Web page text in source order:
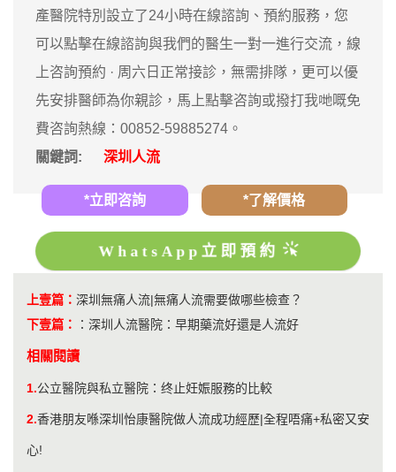
產醫院特別設立了24小時在線諮詢、預約服務，您
可以點擊在線諮詢與我們的醫生一對一進行交流，線
上咨詢預約 · ‎周六日正常接診，無需排隊，更可以優
先安排醫師為你親診，馬上點擊咨詢或撥打我哋嘅免
費咨詢熱線：00852-59885274。
關鍵詞:
深圳人流
*立即咨詢 *了解價格
WhatsApp立即預約
上壹篇： 深圳無痛人流|無痛人流需要做哪些檢查？
下壹篇：
： ​深圳人流醫院：早期藥流好還是人流好
相關閱讀
1.公立醫院與私立醫院：终止妊娠服務的比較
2.香港朋友喺深圳怡康醫院做人流成功經歷|全程唔痛+私密又安
心!